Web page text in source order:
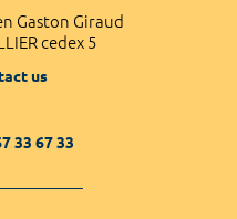
Gaston Giraud
cedex 5
us
33 67 33